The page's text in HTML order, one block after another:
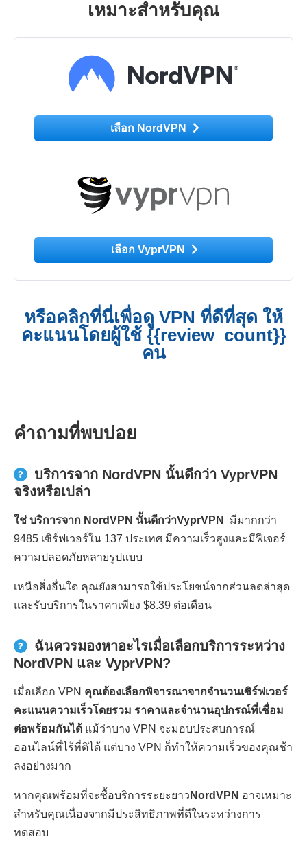
เหมาะสำหรับคุณ
เลือก NordVPN
เลือก VyprVPN
หรือคลิกที่นี่เพื่อดู VPN ที่ดีที่สุด ให้
คะแนนโดยผู้ใช้ {{review_count}}
คน
คำถามที่พบบ่อย
บริการจาก NordVPN นั้นดีกว่า VyprVPN
จริงหรือเปล่า
ใช่ บริการจาก NordVPN นั้นดีกว่าVyprVPN
มีมากกว่า
9485 เซิร์ฟเวอร์ใน 137 ประเทศ มีความเร็วสูงและมีฟีเจอร์
ความปลอดภัยหลายรูปแบบ
เหนือสิ่งอื่นใด คุณยังสามารถใช้ประโยชน์จากส่วนลดล่าสุด
และรับบริการในราคาเพียง $8.39 ต่อเดือน
ฉันควรมองหาอะไรเมื่อเลือกบริการระหว่าง
NordVPN และ VyprVPN?
เมื่อเลือก VPN คุณต้องเลือกพิจารณาจากจำนวนเซิร์ฟเวอร์
คะแนนความเร็วโดยรวม ราคาและจำนวนอุปกรณ์ที่เชื่อม
ต่อพร้อมกันได้ แม้ว่าบาง VPN จะมอบประสบการณ์
ออนไลน์ที่ไร้ที่ติได้ แต่บาง VPN ก็ทำให้ความเร็วของคุณช้า
ลงอย่างมาก
หากคุณพร้อมที่จะซื้อบริการระยะยาว NordVPN อาจเหมาะ
สำหรับคุณเนื่องจากมีประสิทธิภาพที่ดีในระหว่างการ
ทดสอบ